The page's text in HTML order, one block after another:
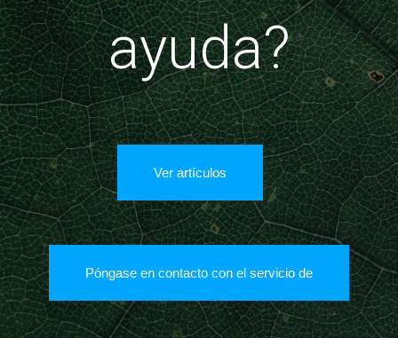
ayuda?
Ver artículos
Póngase en contacto con el servicio de